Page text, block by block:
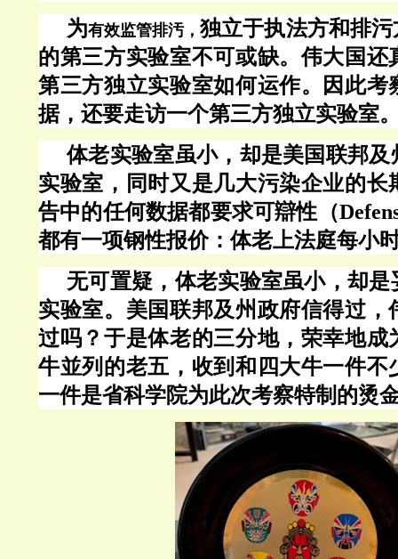
为有效监管排汚，独立于执法方和排
的第三方实验室不可或缺。伟大国还
第三方独立实验室如何运作。因此考
据，还要走访一个第三方独立实验室
体老实验室虽小，却是美国联邦
实验室，同时又是几大污染企业的长
告中的任何数据都要求可辯性（
都有一项钢性报价：体老上法庭每小
无可置疑，体老实验室虽小，却
实验室。美国联邦及州政府信得过，
过吗？于是体老的三分地，荣幸地成
牛並列的老五，收到和四大牛一件不
一件是省科学院为此次考察特制的烫